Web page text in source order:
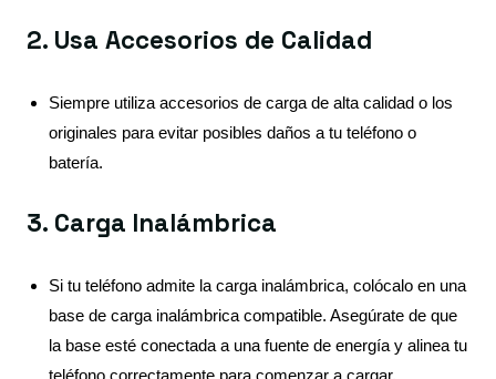
2. Usa Accesorios de Calidad
Siempre utiliza accesorios de carga de alta calidad o los
originales para evitar posibles daños a tu teléfono o
batería.
3. Carga Inalámbrica
Si tu teléfono admite la carga inalámbrica, colócalo en una
base de carga inalámbrica compatible. Asegúrate de que
la base esté conectada a una fuente de energía y alinea tu
teléfono correctamente para comenzar a cargar.